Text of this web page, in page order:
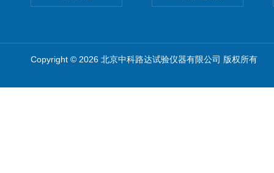
Copyright © 2026 北京中科路达试验仪器有限公司 版权所有